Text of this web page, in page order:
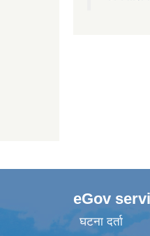
eGov
घटना दर्ता